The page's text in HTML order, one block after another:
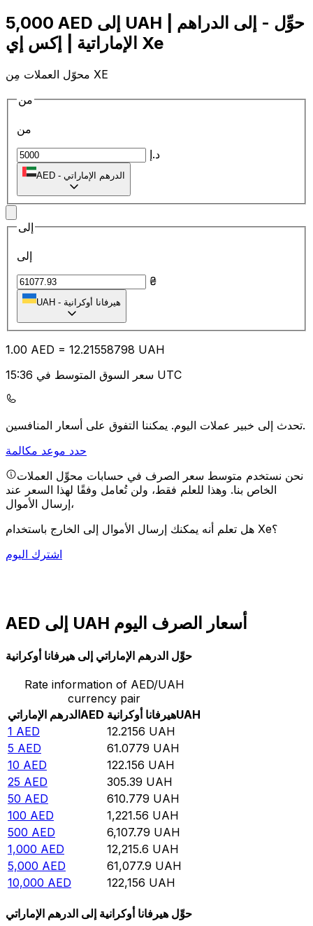
5,000 AED إلى UAH | حوِّل - إلى الدراهم
الإماراتية | إكس إي Xe
محوّل العملات مِن XE
من
من
د.إ
AED - الدرهم الإماراتي
إلى
إلى
₴
UAH - هيرفانا أوكرانية
1.00 AED = 12.21558798 UAH
سعر السوق المتوسط في 15:36 UTC
تحدث إلى خبير عملات اليوم.يمكننا التفوق على أسعار المنافسين.
حدد موعد مكالمة
نحن نستخدم متوسط سعر الصرف في حسابات محوِّل العملات
الخاص بنا. وهذا للعلم فقط، ولن تُعامل وفقًا لهذا السعر عند
إرسال الأموال،
هل تعلم أنه يمكنك إرسال الأموال إلى الخارج باستخدام Xe؟
اشترك اليوم
AED إلى UAH أسعار الصرف اليوم
حوِّل الدرهم الإماراتي إلى هيرفانا أوكرانية
Rate information of AED/UAH
currency pair
الدرهم الإماراتيAED هيرفانا أوكرانيةUAH
1 AED 12.2156 UAH
5 AED 61.0779 UAH
10 AED 122.156 UAH
25 AED 305.39 UAH
50 AED 610.779 UAH
100 AED 1,221.56 UAH
500 AED 6,107.79 UAH
1,000 AED 12,215.6 UAH
5,000 AED 61,077.9 UAH
10,000 AED 122,156 UAH
حوِّل هيرفانا أوكرانية إلى الدرهم الإماراتي